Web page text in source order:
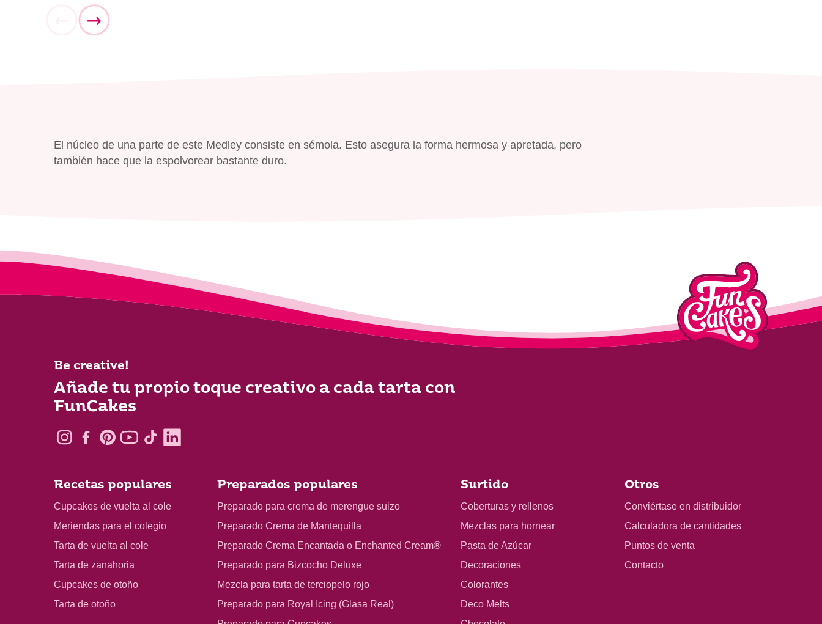
El núcleo de una parte de este Medley consiste en sémola. Esto asegura la forma hermosa y apretada, pero
también hace que la espolvorear bastante duro.
Be creative!
Añade tu propio toque creativo a cada tarta con
FunCakes
Recetas populares
Cupcakes de vuelta al cole
Meriendas para el colegio
Tarta de vuelta al cole
Tarta de zanahoria
Cupcakes de otoño
Tarta de otoño
Preparados populares
Preparado para crema de merengue suizo
Preparado Crema de Mantequilla
Preparado Crema Encantada o Enchanted Cream®
Preparado para Bizcocho Deluxe
Mezcla para tarta de terciopelo rojo
Preparado para Royal Icing (Glasa Real)
Surtido
Coberturas y rellenos
Mezclas para hornear
Pasta de Azúcar
Decoraciones
Colorantes
Deco Melts
Otros
Conviértase en distribuidor
Calculadora de cantidades
Puntos de venta
Contacto